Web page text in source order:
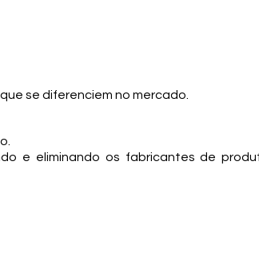
se diferenciem no mercado.
e eliminando os fabricantes de